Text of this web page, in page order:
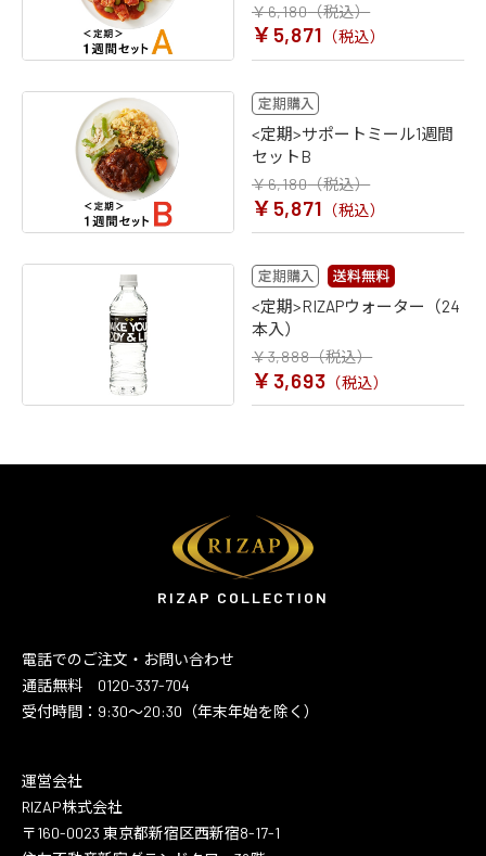
￥6,180（税込）
￥5,871 （税込）
<定期>サポートミール1週間
セットB
￥6,180（税込）
￥5,871 （税込）
<定期>RIZAPウォーター（24
本入）
￥3,888（税込）
￥3,693 （税込）
RIZAP COLLECTION
電話でのご注文・お問い合わせ
通話無料 0120-337-704
受付時間：9:30～20:30（年末年始を除く）
運営会社
RIZAP株式会社
〒160-0023 東京都新宿区西新宿8-17-1